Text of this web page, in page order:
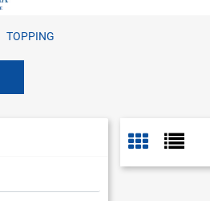
TOPPING
automaticamente gli altri filtri